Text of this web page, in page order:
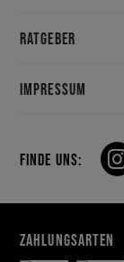
RATGEBER
IMPRESSUM
FINDE UNS:
ZAHLUNGSARTEN